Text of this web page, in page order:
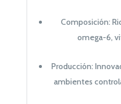
Composición:
omega-6,
Producción:
ambientes